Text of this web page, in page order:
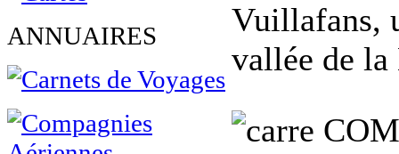
ANNUAIRES
Vuillafans,
vallée de la